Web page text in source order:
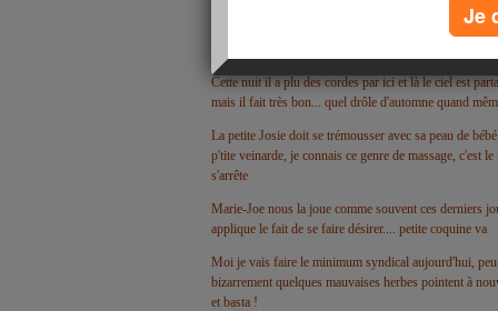
Je suis à jour de tout et jen ai profité pour passer un
Cette nuit il a plu des cordes par ici et là le ciel est
mais il fait très bon... quel drôle d'automne quand
La petite Josie doit se trémousser avec sa peau de
p'tite veinarde, je connais ce genre de massage, c'est
s'arrête
Marie-Joe nous la joue comme souvent ces derniers
applique le fait de se faire désirer.... petite coquine va
Moi je vais faire le minimum syndical aujourd'hui,
bizarrement quelques mauvaises herbes pointent à
et basta !
Je